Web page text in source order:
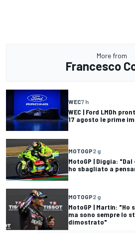
More from
Francesco
WEC7 h
WEC | Ford LMDh
17 agosto le prime
MOTOGP2 g
MotoGP | Diggia:
ho sbagliato a
MOTOGP2 g
MotoGP | Martín:
ma sono sempre lo
dimostrato"